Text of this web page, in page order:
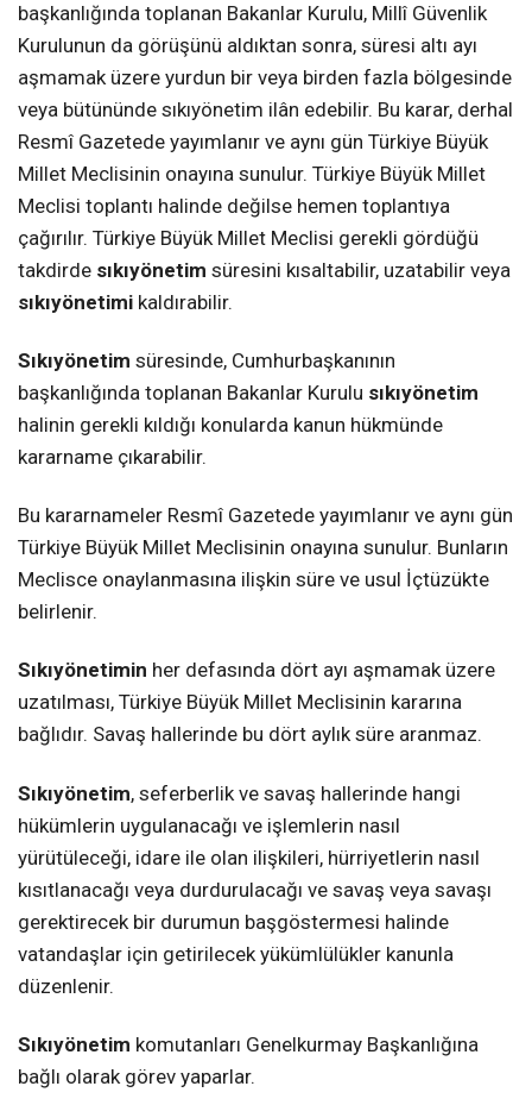
başkanlığında toplanan Bakanlar Kurulu, Millî Güvenlik
Kurulunun da görüşünü aldıktan sonra, süresi altı ayı
aşmamak üzere yurdun bir veya birden fazla bölgesinde
veya bütününde sıkıyönetim ilân edebilir. Bu karar, derhal
Resmî Gazetede yayımlanır ve aynı gün Türkiye Büyük
Millet Meclisinin onayına sunulur. Türkiye Büyük Millet
Meclisi toplantı halinde değilse hemen toplantıya
çağırılır. Türkiye Büyük Millet Meclisi gerekli gördüğü
takdirde sıkıyönetim süresini kısaltabilir, uzatabilir veya
sıkıyönetimi kaldırabilir.
Sıkıyönetim süresinde, Cumhurbaşkanının
başkanlığında toplanan Bakanlar Kurulu sıkıyönetim
halinin gerekli kıldığı konularda kanun hükmünde
kararname çıkarabilir.
Bu kararnameler Resmî Gazetede yayımlanır ve aynı gün
Türkiye Büyük Millet Meclisinin onayına sunulur. Bunların
Meclisce onaylanmasına ilişkin süre ve usul İçtüzükte
belirlenir.
Sıkıyönetimin her defasında dört ayı aşmamak üzere
uzatılması, Türkiye Büyük Millet Meclisinin kararına
bağlıdır. Savaş hallerinde bu dört aylık süre aranmaz.
Sıkıyönetim, seferberlik ve savaş hallerinde hangi
hükümlerin uygulanacağı ve işlemlerin nasıl
yürütüleceği, idare ile olan ilişkileri, hürriyetlerin nasıl
kısıtlanacağı veya durdurulacağı ve savaş veya savaşı
gerektirecek bir durumun başgöstermesi halinde
vatandaşlar için getirilecek yükümlülükler kanunla
düzenlenir.
Sıkıyönetim komutanları Genelkurmay Başkanlığına
bağlı olarak görev yaparlar.